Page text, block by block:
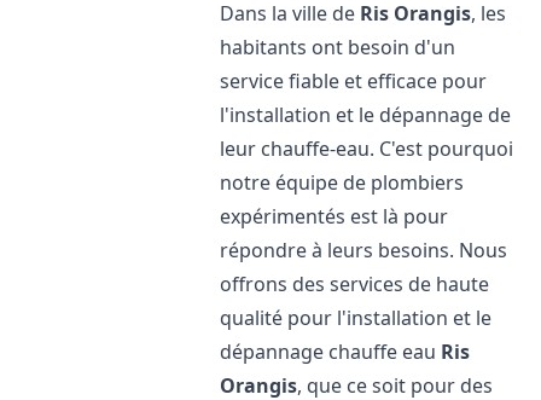
Dans la ville de Ris Orangis, les
habitants ont besoin d'un
service fiable et efficace pour
l'installation et le dépannage de
leur chauffe-eau. C'est pourquoi
notre équipe de plombiers
expérimentés est là pour
répondre à leurs besoins. Nous
offrons des services de haute
qualité pour l'installation et le
dépannage chauffe eau Ris
Orangis, que ce soit pour des